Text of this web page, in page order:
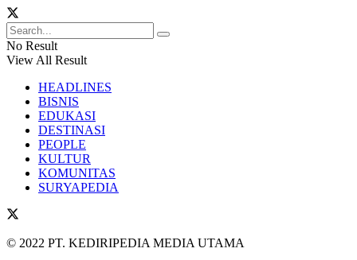
No Result
View All Result
HEADLINES
BISNIS
EDUKASI
DESTINASI
PEOPLE
KULTUR
KOMUNITAS
SURYAPEDIA
© 2022 PT. KEDIRIPEDIA MEDIA UTAMA